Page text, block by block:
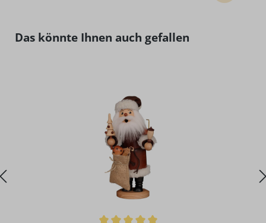
Produktgalerie überspringen
Das könnte Ihnen auch gefallen